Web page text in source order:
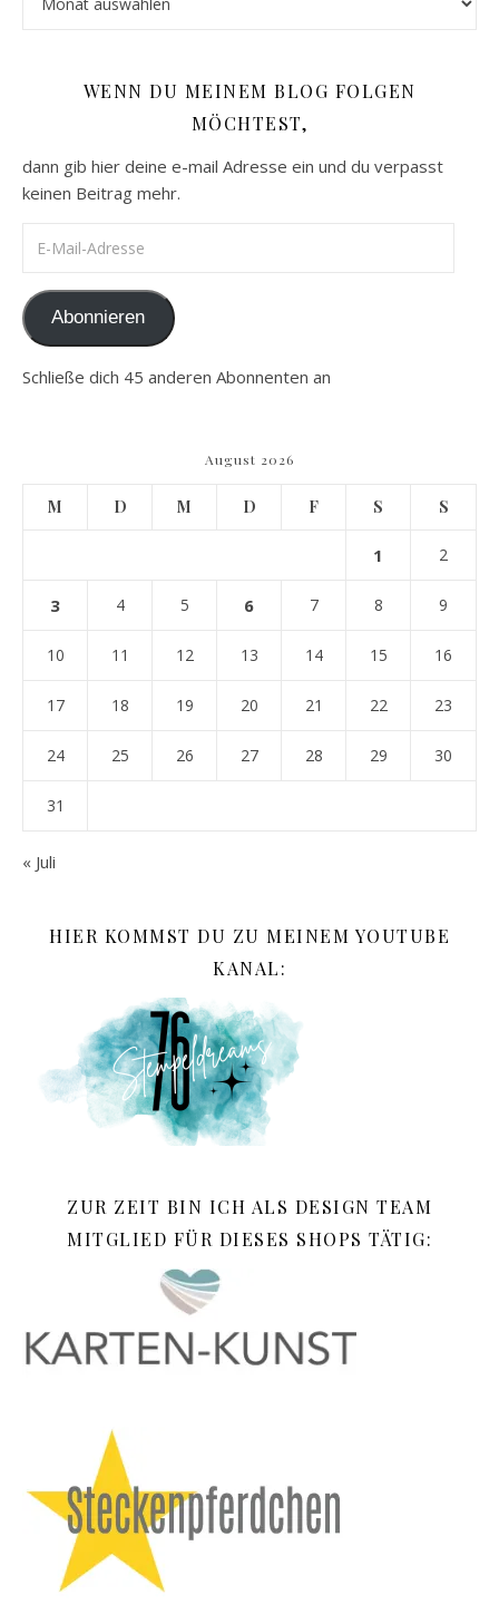
WENN DU MEINEM BLOG FOLGEN
MÖCHTEST,
dann gib hier deine e-mail Adresse ein und du verpasst
keinen Beitrag mehr.
Abonnieren
Schließe dich 45 anderen Abonnenten an
August 2026
M D M D F S S
1 2
3 4 5 6 7 8 9
10 11 12 13 14 15 16
17 18 19 20 21 22 23
24 25 26 27 28 29 30
31
« Juli
HIER KOMMST DU ZU MEINEM YOUTUBE
KANAL:
ZUR ZEIT BIN ICH ALS DESIGN TEAM
MITGLIED FÜR DIESES SHOPS TÄTIG: